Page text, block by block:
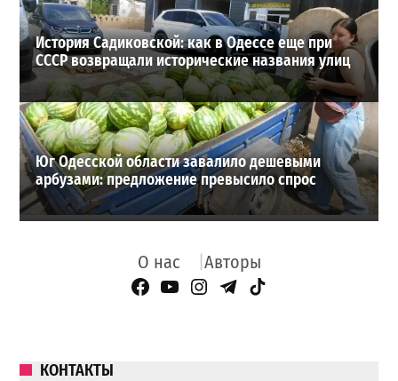
История Садиковской: как в Одессе еще при
СССР возвращали исторические названия улиц
Юг Одесской области завалило дешевыми
арбузами: предложение превысило спрос
О нас Авторы
Facebook Page
YouTube
Instagram
Telegram
TikTok
КОНТАКТЫ